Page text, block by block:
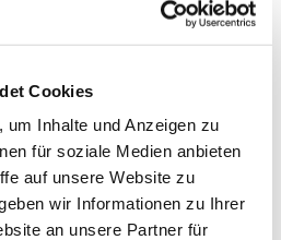
Cookies
Inhalte und Anzeigen zu
für soziale Medien anbieten
auf unsere Website zu
wir Informationen zu Ihrer
an unsere Partner für
singen wir gemeinsam